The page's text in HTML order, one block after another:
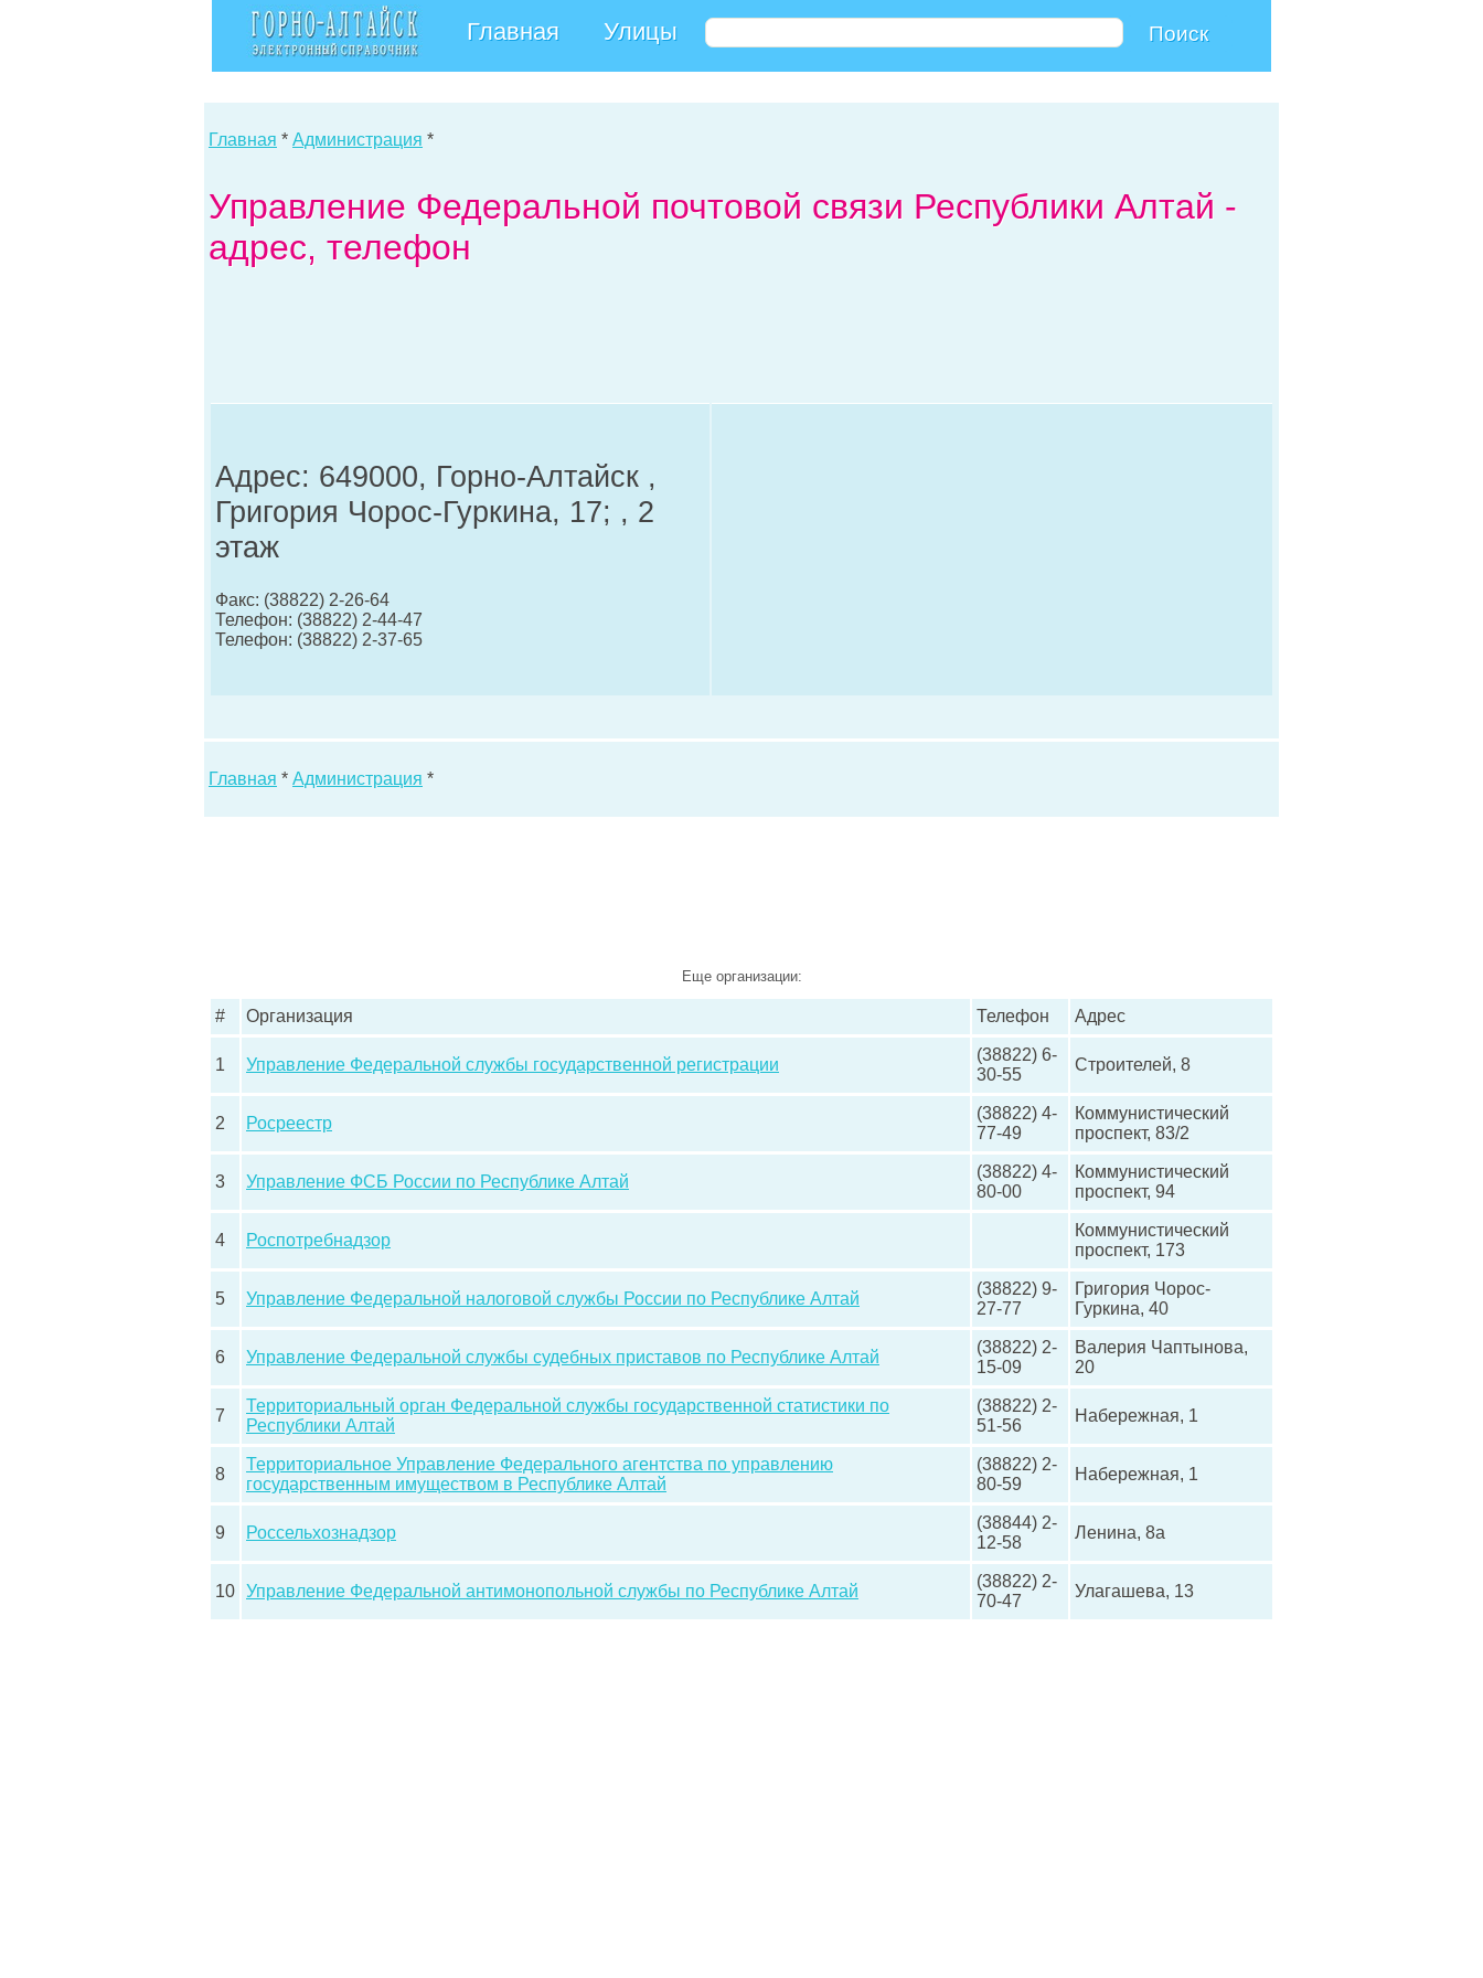
Главная Улицы
Главная * Администрация *
Управление Федеральной почтовой связи Республики Алтай -
адрес, телефон
Адрес: 649000, Горно-Алтайск ,
Григория Чорос-Гуркина, 17; , 2
этаж
Факс: (38822) 2-26-64
Телефон: (38822) 2-44-47
Телефон: (38822) 2-37-65
Главная * Администрация *
Еще организации:
# Организация Телефон Адрес
1 Управление Федеральной службы государственной регистрации
(38822) 6-
30-55
Строителей, 8
2 Росреестр
(38822) 4-
77-49
Коммунистический
проспект, 83/2
3 Управление ФСБ России по Республике Алтай
(38822) 4-
80-00
Коммунистический
проспект, 94
4 Роспотребнадзор
Коммунистический
проспект, 173
5 Управление Федеральной налоговой службы России по Республике Алтай
(38822) 9-
27-77
Григория Чорос-
Гуркина, 40
6 Управление Федеральной службы судебных приставов по Республике Алтай
(38822) 2-
15-09
Валерия Чаптынова,
20
7
Территориальный орган Федеральной службы государственной статистики по
Республики Алтай
(38822) 2-
51-56
Набережная, 1
8
Территориальное Управление Федерального агентства по управлению
государственным имуществом в Республике Алтай
(38822) 2-
80-59
Набережная, 1
9 Россельхознадзор
(38844) 2-
12-58
Ленина, 8а
10 Управление Федеральной антимонопольной службы по Республике Алтай
(38822) 2-
70-47
Улагашева, 13